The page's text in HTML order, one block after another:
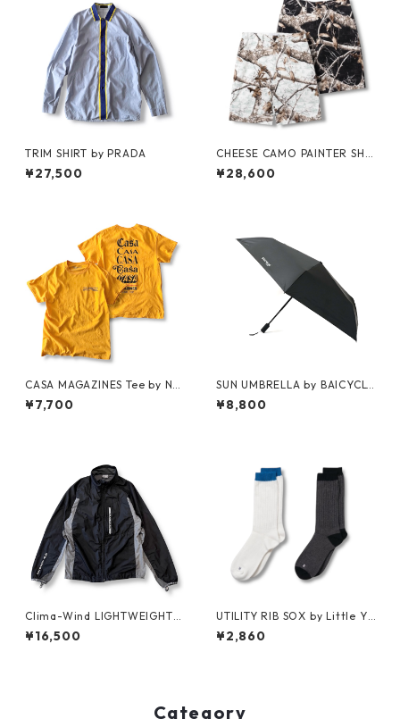
TRIM SHIRT by PRADA
¥27,500
CHEESE CAMO PAINTER SHO
RTS by Little Yarmouth
¥28,600
CASA MAGAZINES Tee by Nei
ghborhood Spot
¥7,700
SUN UMBRELLA by BAICYCL
ON
¥8,800
Clima-Wind LIGHTWEIGHT J
KT by SALOMON
¥16,500
UTILITY RIB SOX by Little Ya
rmouth
¥2,860
Category